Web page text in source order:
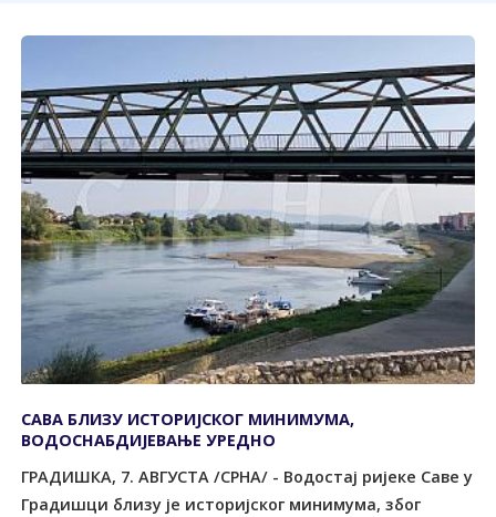
САВА БЛИЗУ ИСTОРИЈСКОГ МИНИМУМА,
ВОДОСНАБДИЈЕВАЊЕ УРЕДНО
ГРАДИШКА, 7. АВГУСТА /СРНА/ - Водостај ријеке Саве у
Градишци близу је историјског минимума, због